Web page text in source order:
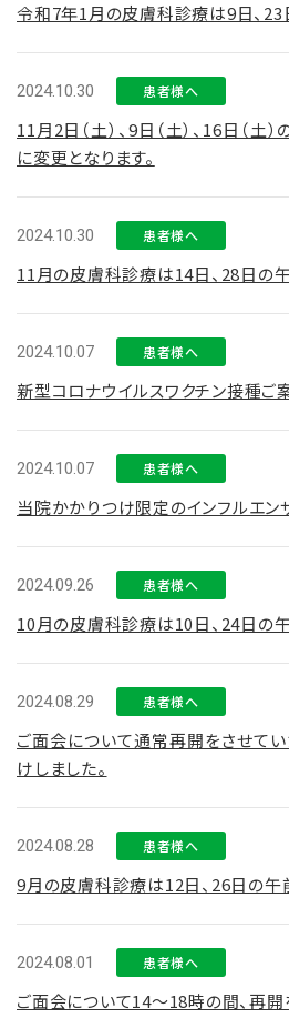
令和7年1月の皮膚科診療は9日、23
2024.10.30 患者様へ
11月2日（土）、9日（土）、16日（土
に変更となります。
2024.10.30 患者様へ
11月の皮膚科診療は14日、28日の午
2024.10.07 患者様へ
新型コロナウイルスワクチン接種ご
2024.10.07 患者様へ
当院かかりつけ限定のインフルエン
2024.09.26 患者様へ
10月の皮膚科診療は10日、24日の午
2024.08.29 患者様へ
ご面会について通常再開をさせて
けしました。
2024.08.28 患者様へ
9月の皮膚科診療は12日、26日の午
2024.08.01 患者様へ
ご面会について14～18時の間、再開